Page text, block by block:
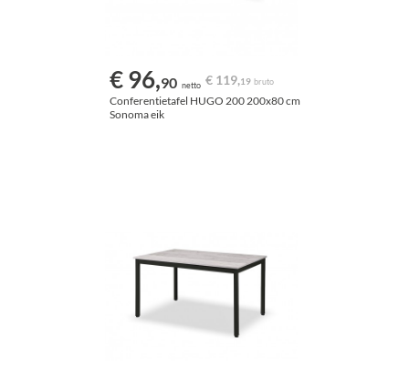
€ 96,90 netto € 119,19 bruto
Conferentietafel HUGO 200 200x80 cm
Sonoma eik